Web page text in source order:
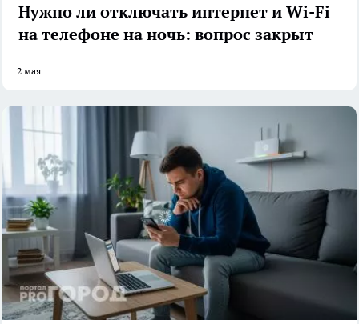
Нужно ли отключать интернет и Wi-Fi
на телефоне на ночь: вопрос закрыт
2 мая